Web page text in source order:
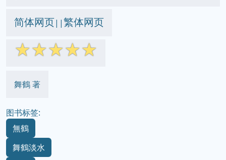
简体网页||繁体网页
☆☆☆☆☆
舞鶴 著
图书标签:
無鶴
舞鶴淡水